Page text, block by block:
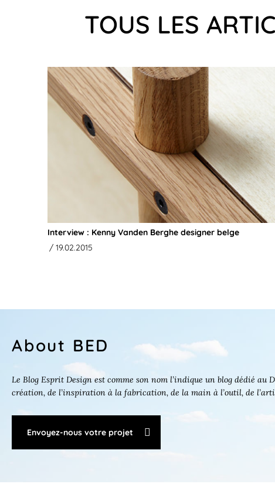
TOUS LES
Interview : Kenny Vanden Berghe designer belge
/ 19.02.2015
About BED
Le Blog Esprit Design est comme son nom l’indique un blog dédié
création, de l’inspiration à la fabrication, de la main à l’outil, de
Envoyez-nous votre projet